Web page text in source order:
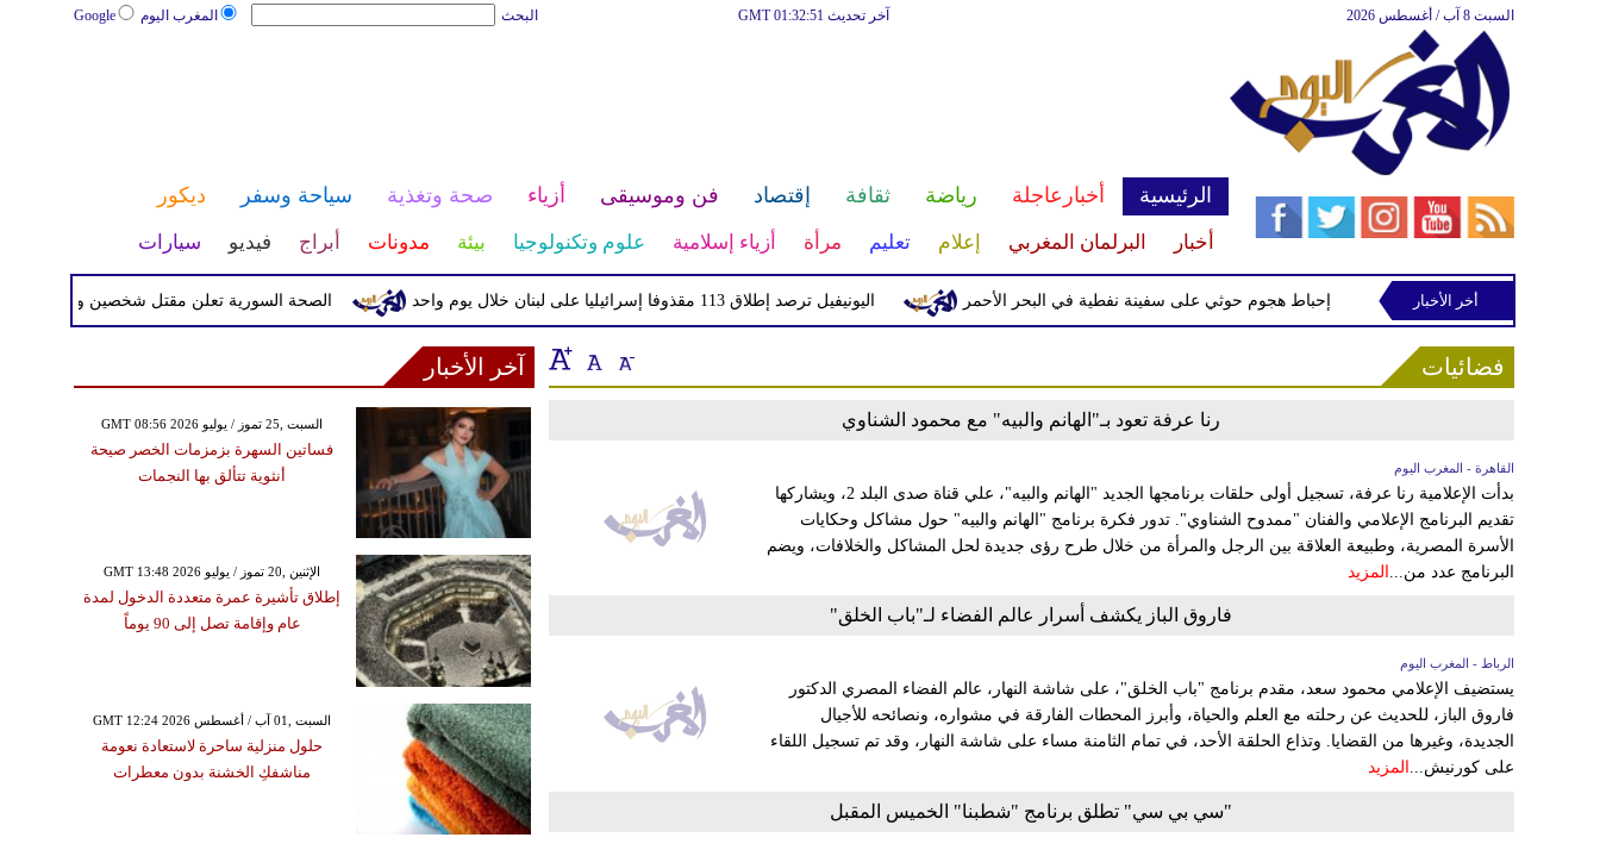
المغرب اليوم Google البحث آخر تحديث GMT 01:32:51 السبت 8 آب / أغسطس 2026
الرئيسية أخبارعاجلة رياضة ثقافة إقتصاد فن وموسيقى أزياء صحة وتغذية سياحة وسفر ديكور
أخبار البرلمان المغربي إعلام تعليم مرأة أزياء إسلامية علوم وتكنولوجيا بيئة مدونات أبراج فيديو سيارات
الصحة السورية تعلن مقتل شخصين وإصابة 13 بانفجار مركبة قرب دمشق اليونيفيل ترصد إطلاق 113 مقذوفا إسرائيليا على لبنان خلال يوم واحد إحباط هجوم حوثي على سفينة نفطية في البحر الأحمر استهداف إسرائيلي
أخر الأخبار
فضائيات
رنا عرفة تعود بـ"الهانم والبيه" مع محمود الشناوي
القاهرة - المغرب اليوم
بدأت الإعلامية رنا عرفة، تسجيل أولى حلقات برنامجها الجديد "الهانم والبيه"، علي قناة صدى البلد 2، ويشاركها
تقديم البرنامج الإعلامي والفنان "ممدوح الشناوي". تدور فكرة برنامج "الهانم والبيه" حول مشاكل وحكايات
الأسرة المصرية، وطبيعة العلاقة بين الرجل والمرأة من خلال طرح رؤى جديدة لحل المشاكل والخلافات، ويضم
البرنامج عدد من... المزيد
فاروق الباز يكشف أسرار عالم الفضاء لـ"باب الخلق"
الرباط - المغرب اليوم
يستضيف الإعلامي محمود سعد، مقدم برنامج "باب الخلق"، على شاشة النهار، عالم الفضاء المصري الدكتور
فاروق الباز، للحديث عن رحلته مع العلم والحياة، وأبرز المحطات الفارقة في مشواره، ونصائحه للأجيال
الجديدة، وغيرها من القضايا. وتذاع الحلقة الأحد، في تمام الثامنة مساء على شاشة النهار، وقد تم تسجيل اللقاء
على كورنيش... المزيد
"سي بي سي" تطلق برنامج "شطبنا" الخميس المقبل
آخر الأخبار
GMT 08:56 2026 السبت ,25 تموز / يوليو
فساتين السهرة بزمزمات الخصر صيحة
أنثوية تتألق بها النجمات
GMT 13:48 2026 الإثنين ,20 تموز / يوليو
إطلاق تأشيرة عمرة متعددة الدخول لمدة
عام وإقامة تصل إلى 90 يوماً
GMT 12:24 2026 السبت ,01 آب / أغسطس
حلول منزلية ساحرة لاستعادة نعومة
مناشفكِ الخشنة بدون معطرات